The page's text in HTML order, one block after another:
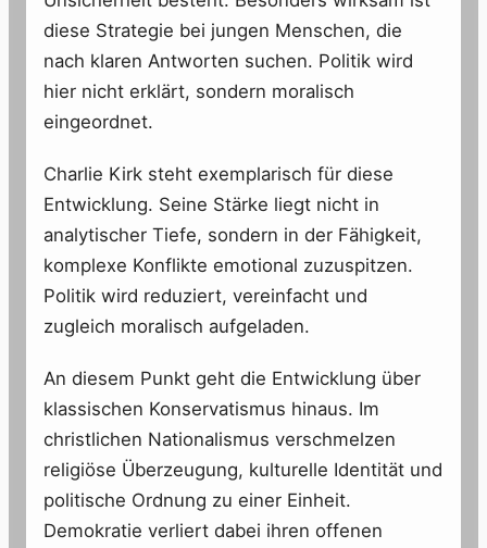
diese Strategie bei jungen Menschen, die
nach klaren Antworten suchen. Politik wird
hier nicht erklärt, sondern moralisch
eingeordnet.
Charlie Kirk steht exemplarisch für diese
Entwicklung. Seine Stärke liegt nicht in
analytischer Tiefe, sondern in der Fähigkeit,
komplexe Konflikte emotional zuzuspitzen.
Politik wird reduziert, vereinfacht und
zugleich moralisch aufgeladen.
An diesem Punkt geht die Entwicklung über
klassischen Konservatismus hinaus. Im
christlichen Nationalismus verschmelzen
religiöse Überzeugung, kulturelle Identität und
politische Ordnung zu einer Einheit.
Demokratie verliert dabei ihren offenen